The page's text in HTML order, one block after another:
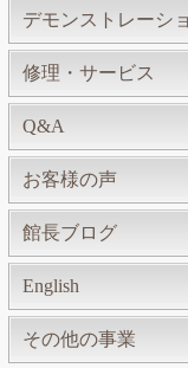
デモンストレーシ
修理・サービス
Q&A
お客様の声
館長ブログ
English
その他の事業